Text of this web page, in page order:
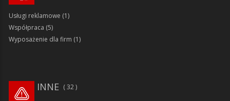
Usługi reklamowe (1)
Współpraca (5)
Wyposażenie dla firm (1)
32
INNE